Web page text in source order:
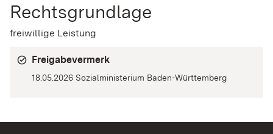
Rechtsgrundlage
freiwillige Leistung
Freigabevermerk
18.05.2026 Sozialministerium Baden-Württemberg